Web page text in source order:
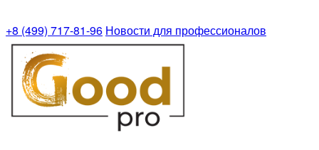
+8 (499) 717-81-96 Новости для профессионалов